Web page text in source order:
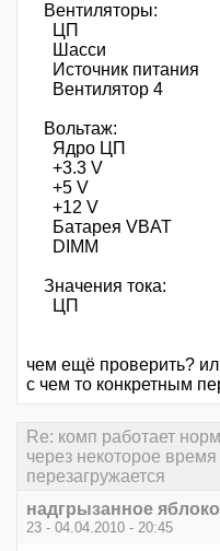
Вентиляторы:
ЦП
Шасси
Источник
Вольтаж:
Ядро ЦП
+3.3 V
+5 V
+12 V
Батарея
DIMM
Значения тока:
ЦП
чем ещё проверить?
с чем то конкретным
Re: комп работает
через некоторое
перезагружается
надгрызанное яблоко
23 - 04.04.2010 - 20:45